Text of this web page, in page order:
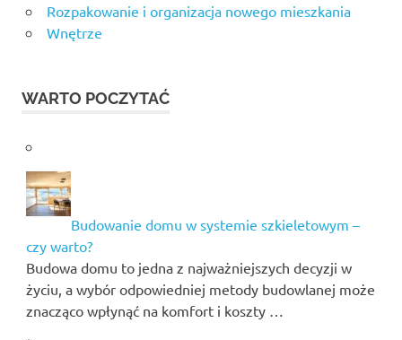
Rozpakowanie i organizacja nowego mieszkania
Wnętrze
WARTO POCZYTAĆ
Budowanie domu w systemie szkieletowym –
czy warto?
Budowa domu to jedna z najważniejszych decyzji w
życiu, a wybór odpowiedniej metody budowlanej może
znacząco wpłynąć na komfort i koszty …